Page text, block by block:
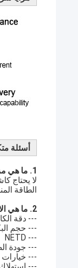
أسئلة
1. ما هي مزايا كاشفات الأشعة تحت الحمراء غير المبردة؟
لا يحتاج
الطاقة
2. ما هي الاعتبارات الرئيسية لكاشف الأشعة تحت الحمراء / الوحدة الحرارية لتطبيقك؟
--- دقة
--- حجم
--- NETD
--- جودة
--- خيارات
---